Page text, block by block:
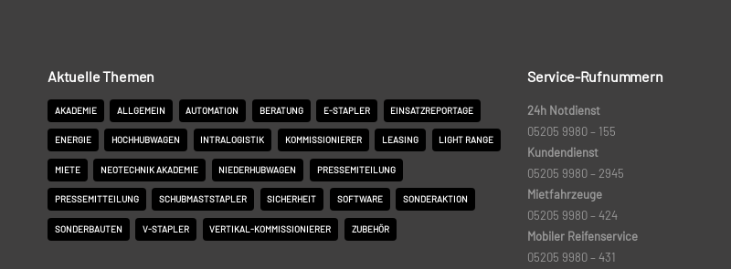
Aktuelle Themen
AKADEMIE ALLGEMEIN AUTOMATION BERATUNG E-STAPLER EINSATZREPORTAGE
ENERGIE HOCHHUBWAGEN INTRALOGISTIK KOMMISSIONIERER LEASING LIGHT RANGE
MIETE NEOTECHNIK AKADEMIE NIEDERHUBWAGEN PRESSEMITEILUNG
PRESSEMITTEILUNG SCHUBMASTSTAPLER SICHERHEIT SOFTWARE SONDERAKTION
SONDERBAUTEN V-STAPLER VERTIKAL-KOMMISSIONIERER ZUBEHÖR
Service-Rufnummern
24h Notdienst
05205 9980 – 155
Kundendienst
05205 9980 – 2945
Mietfahrzeuge
05205 9980 – 424
Mobiler Reifenservice
05205 9980 – 431